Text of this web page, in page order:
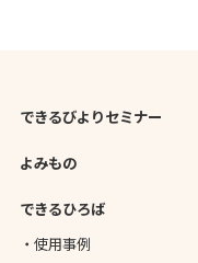
できるびよりセミナー
よみもの
できるひろば
使用事例